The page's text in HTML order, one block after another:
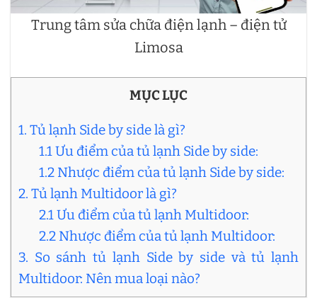
Trung tâm sửa chữa điện lạnh – điện tử
Limosa
MỤC LỤC
1. Tủ lạnh Side by side là gì?
1.1 Ưu điểm của tủ lạnh Side by side:
1.2 Nhược điểm của tủ lạnh Side by side:
2. Tủ lạnh Multidoor là gì?
2.1 Ưu điểm của tủ lạnh Multidoor:
2.2 Nhược điểm của tủ lạnh Multidoor:
3. So sánh tủ lạnh Side by side và tủ lạnh
Multidoor: Nên mua loại nào?